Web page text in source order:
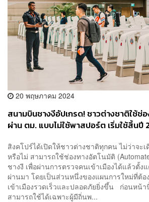
20 พฤษภาคม 2024
สนามบินชางงีอัปเกรด! ชาวต่างชาติใช้ช่
ผ่าน ตม. แบบไม่ใช้พาสปอร์ต เริ่มใช้สิ้นปี
สิงคโปร์ได้เปิดให้ชาวต่างชาติทุกคน ไม่ว่าจะ
หรือไม่ สามารถใช้ช่องทางอัตโนมัติ
ชางงี เพื่อผ่านการตรวจคนเข้าเมืองได้แล้วตั้
ผ่านมา โดยเป็นส่วนหนึ่งของแผนการใหม่ที่ต้อ
เข้าเมืองรวดเร็วและปลอดภัยยิ่งขึ้น ก่อนหน้
สามารถใช้ได้เฉพาะผู้มีถิ่นพ...